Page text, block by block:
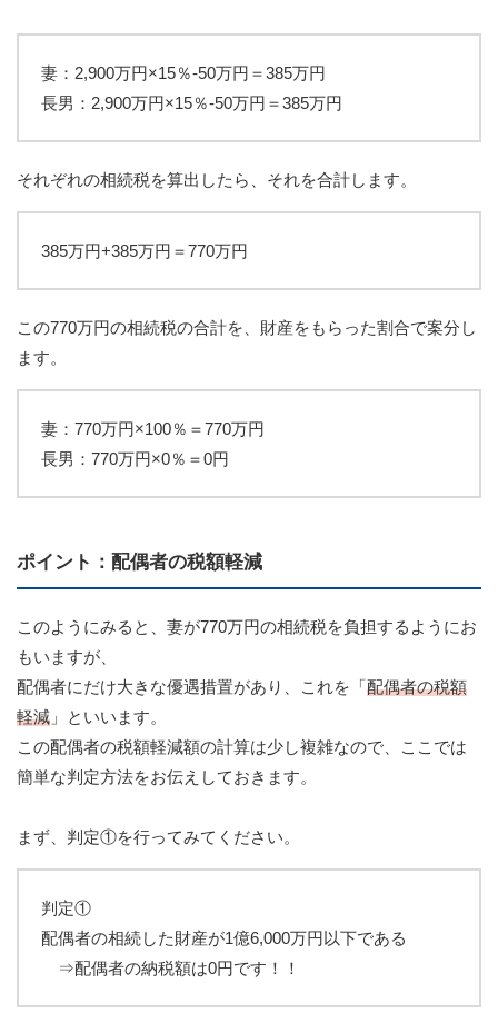
妻：2,900万円×15％-50万円＝385万円
長男：2,900万円×15％-50万円＝385万円
それぞれの相続税を算出したら、それを合計します。
385万円+385万円＝770万円
この770万円の相続税の合計を、財産をもらった割合で案分し
ます。
妻：770万円×100％＝770万円
長男：770万円×0％＝0円
ポイント：配偶者の税額軽減
このようにみると、妻が770万円の相続税を負担するようにお
もいますが、
配偶者にだけ大きな優遇措置があり、これを「配偶者の税額
軽減 」といいます。
この配偶者の税額軽減額の計算は少し複雑なので、ここでは
簡単な判定方法をお伝えしておきます。
まず、判定①を行ってみてください。
判定①
配偶者の相続した財産が1億6,000万円以下である
⇒配偶者の納税額は0円です！！